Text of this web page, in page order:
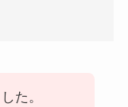
た。